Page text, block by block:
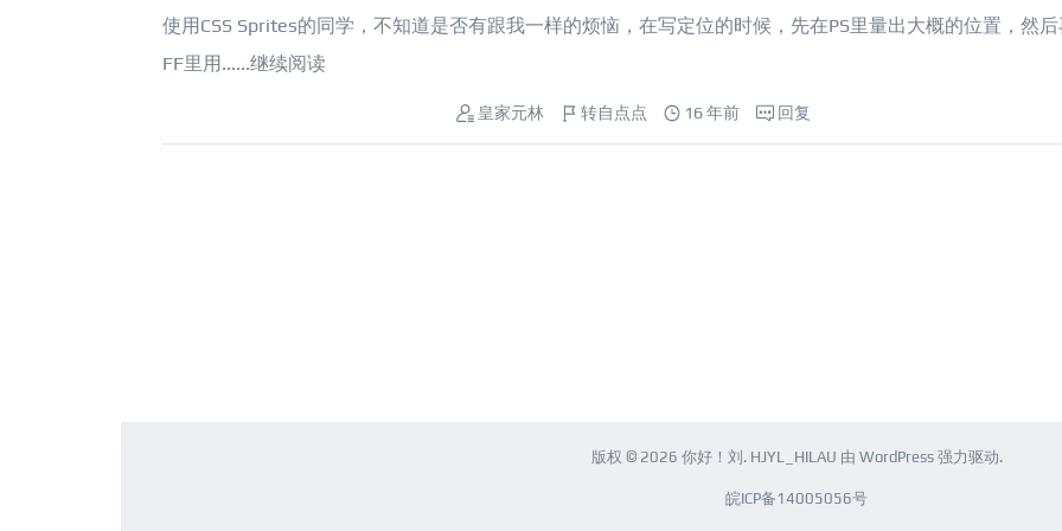
使用CSS Sprites的同学，不知道是否有跟我一样的烦恼，在写定位的时候，先在PS里量出大概的位置，然
FF里用......继续阅读
皇家元林 转自点点 16 年前 回复
版权 © 2026 你好！刘 . HJYL_HILAU 由 WordPress强力驱动.
皖ICP备14005056号